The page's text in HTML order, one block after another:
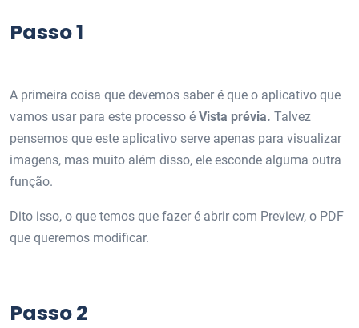
Passo 1
A primeira coisa que devemos saber é que o aplicativo que
vamos usar para este processo é Vista prévia. Talvez
pensemos que este aplicativo serve apenas para visualizar
imagens, mas muito além disso, ele esconde alguma outra
função.
Dito isso, o que temos que fazer é abrir com Preview, o PDF
que queremos modificar.
Passo 2